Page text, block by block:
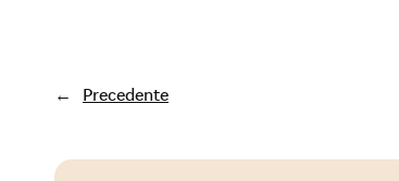
← Precedente